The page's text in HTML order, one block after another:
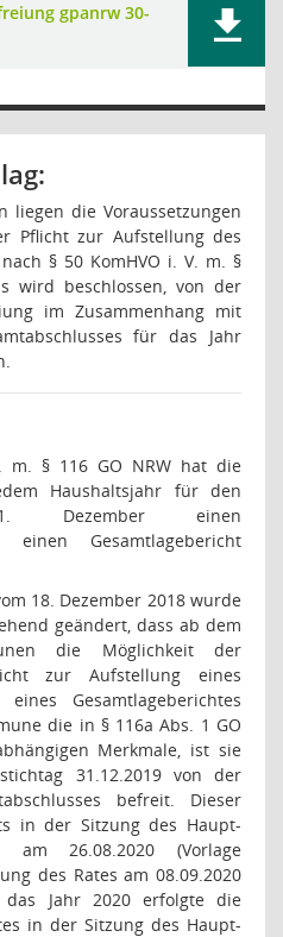
gpanrw 30-
liegen die Voraussetzungen
Pflicht zur Aufstellung des
§ 50 KomHVO i. V. m. §
wird beschlossen, von der
im Zusammenhang mit
für das Jahr
m. § 116 GO NRW hat die
Haushaltsjahr für den
Dezember einen
einen Gesamtlagebericht
18. Dezember 2018 wurde
geändert, dass ab dem
die Möglichkeit der
zur Aufstellung eines
Gesamtlageberichtes
die in § 116a Abs. 1 GO
Merkmale, ist sie
31.12.2019 von der
befreit. Dieser
in der Sitzung des Haupt-
am 26.08.2020 (Vorlage
des Rates am 08.09.2020
Jahr 2020 erfolgte die
in der Sitzung des Haupt-